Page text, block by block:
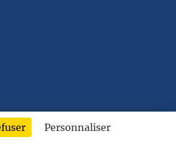
- Tous droits réservés
Personnaliser